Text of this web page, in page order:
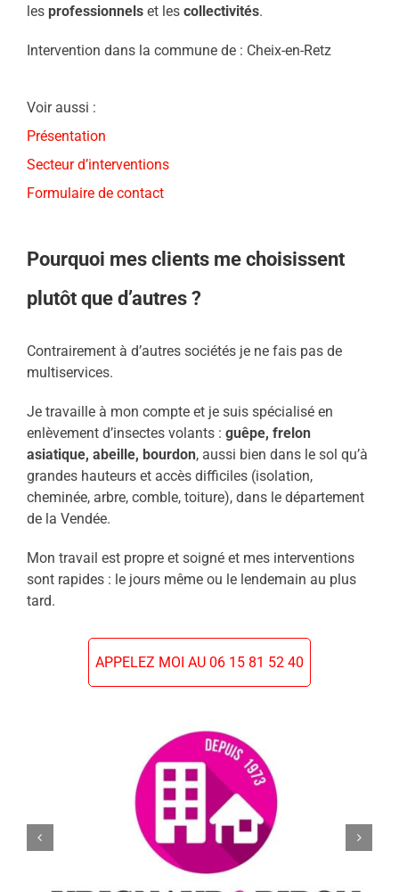
les professionnelset les collectivités.
Intervention dans la commune de : Cheix-en-Retz
Voir aussi :
Présentation
Secteur d’interventions
Formulaire de contact
Pourquoi mes clients me choisissent
plutôt que d’autres ?
Contrairement à d’autres sociétés je ne fais pas de
multiservices.
Je travaille à mon compte et je suis spécialisé en
enlèvement d’insectes volants : guêpe, frelon
asiatique, abeille, bourdon, aussi bien dans le sol qu’à
grandes hauteurs et accès difficiles (isolation,
cheminée, arbre, comble, toiture), dans le département
de la Vendée.
Mon travail est propre et soigné et mes interventions
sont rapides : le jours même ou le lendemain au plus
tard.
APPELEZ MOI AU 06 15 81 52 40